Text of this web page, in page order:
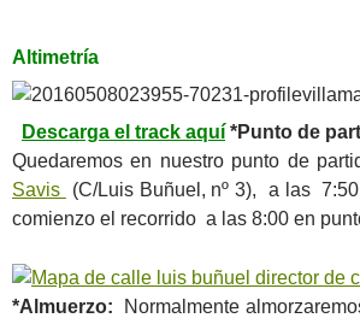
Altimetría
Descarga el track aquí *Punto de
Quedaremos en nuestro punto de
Savis
(C/Luis Buñuel, nº 3), a las
comienzo el recorrido a las 8:00 en
*Almuerzo:
Normalmente